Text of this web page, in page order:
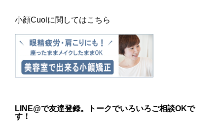
小顔Cuolに関してはこちら
LINE@で友達登録。トークでいろいろご相談OKで
す！